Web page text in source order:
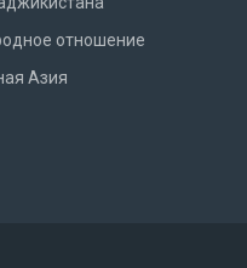
отношение
Азия